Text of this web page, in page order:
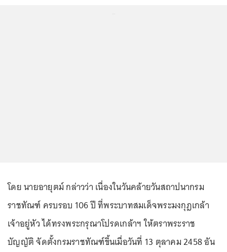
โดย นายอายุตม์ กล่าวว่า เนื่องในวันคล้ายวันสถาปนากรม
ราชทัณฑ์ ครบรอบ 106 ปี ที่พระบาทสมเด็จพระมงกุฎเกล้า
เจ้าอยู่หัว ได้ทรงพระกรุณาโปรดเกล้าฯ ให้ตราพระราช
บัญญัติ จัดตั้งกรมราชทัณฑ์ขึ้นเมื่อวันที่ 13 ตุลาคม 2458 อัน